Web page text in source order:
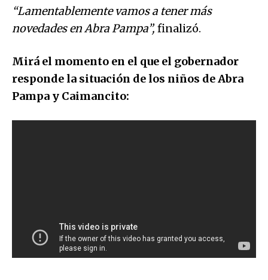
“Lamentablemente vamos a tener más
novedades en Abra Pampa”, finalizó.
Mirá el momento en el que el gobernador
responde la situación de los niños de Abra
Pampa y Caimancito: